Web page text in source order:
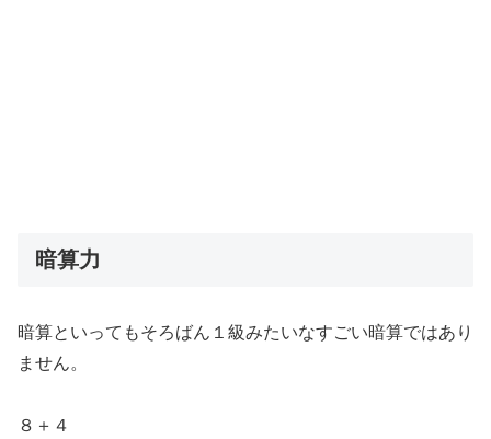
暗算力
暗算といってもそろばん１級みたいなすごい暗算ではあり
ません。
８＋４